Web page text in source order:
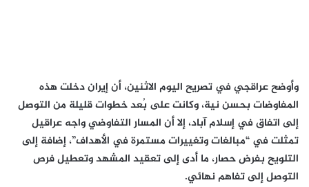
وأوضح عراقجي في تصريح اليوم الاثنين، أن إيران دخلت هذه
المفاوضات بحسن نية، وكانت على بُعد خطوات قليلة من التوصل
إلى اتفاق في إسلام آباد، إلا أن المسار التفاوضي واجه عراقيل
تمثلت في “مبالغات وتغييرات مستمرة في الأهداف”، إضافة إلى
التلويح بفرض حصار، ما أدى إلى تعقيد المشهد وتعطيل فرص
التوصل إلى تفاهم نهائي.